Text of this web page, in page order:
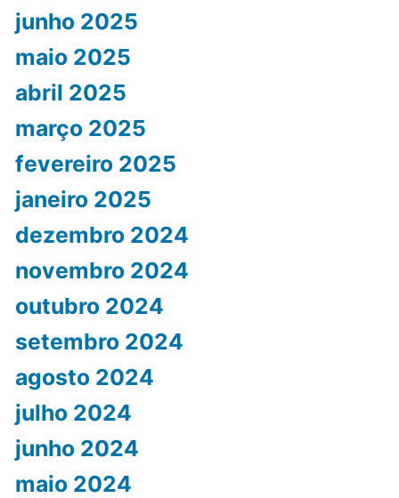
junho 2025
maio 2025
abril 2025
março 2025
fevereiro 2025
janeiro 2025
dezembro 2024
novembro 2024
outubro 2024
setembro 2024
agosto 2024
julho 2024
junho 2024
maio 2024